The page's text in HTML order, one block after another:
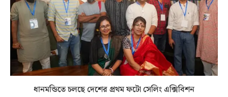
ধানমন্ডিতে চলছে দেশের প্রথম ফটো সেলিং এক্সিবিশন